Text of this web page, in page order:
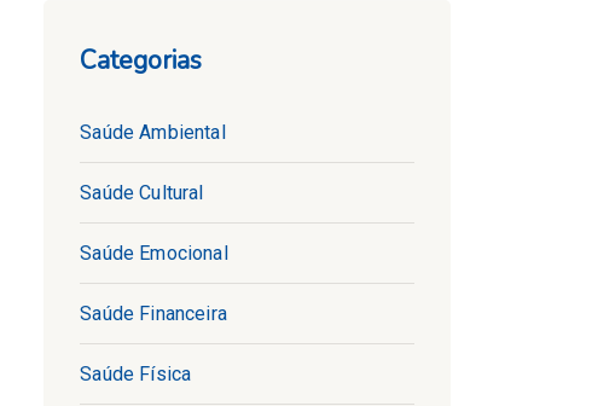
Categorias
Saúde Ambiental
Saúde Cultural
Saúde Emocional
Saúde Financeira
Saúde Física